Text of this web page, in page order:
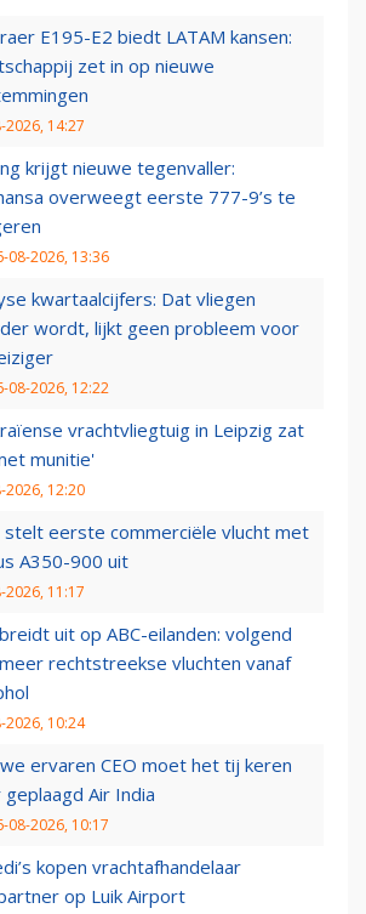
E195-E2 biedt LATAM kansen:
zet in op nieuwe
2026, 14:27
krijgt nieuwe tegenvaller:
overweegt eerste 777-9’s te
08-2026, 13:36
kwartaalcijfers: Dat vliegen
wordt, lijkt geen probleem voor
08-2026, 12:22
vrachtvliegtuig in Leipzig zat
munitie'
2026, 12:20
stelt eerste commerciële vlucht met
A350-900 uit
2026, 11:17
uit op ABC-eilanden: volgend
rechtstreekse vluchten vanaf
2026, 10:24
ervaren CEO moet het tij keren
Air India
08-2026, 10:17
kopen vrachtafhandelaar
op Luik Airport